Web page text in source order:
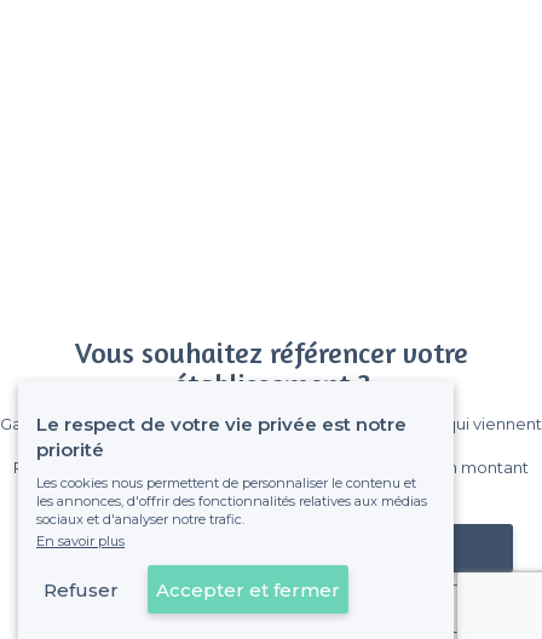
Vous souhaitez référencer votre
établissement ?
Gagnez de nombreux clients parmi le million de visiteurs qui viennent
Pas de commissions et sans engagement, vous payez un montant
fixe sans risque de voir déraper la facture.
Référencer mon établissement
Déjà client
Le respect de votre vie privée est notre
priorité
Les cookies nous permettent de personnaliser le contenu et
les annonces, d'offrir des fonctionnalités relatives aux médias
sociaux et d'analyser notre trafic.
En savoir plus
Refuser Accepter et fermer